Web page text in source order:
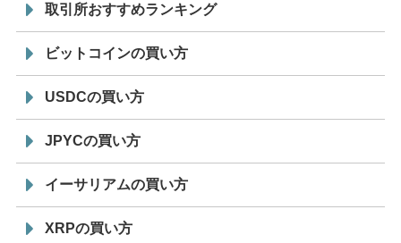
取引所おすすめランキング
ビットコインの買い方
USDCの買い方
JPYCの買い方
イーサリアムの買い方
XRPの買い方